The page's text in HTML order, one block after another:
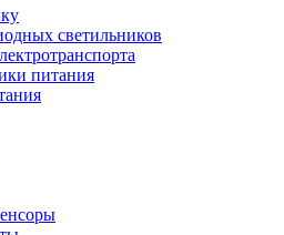
светильников
питания